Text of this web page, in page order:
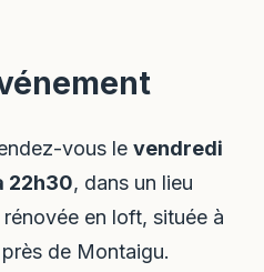
vous levendredi
22h30, dans un lieu
en loft, située à
de Montaigu.